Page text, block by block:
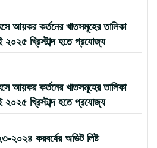
আয়কর কর্তনের খাতসমূহের তালিকা
খ্রিস্টাব্দ হতে প্রযোজ্য
আয়কর কর্তনের খাতসমূহের তালিকা
খ্রিস্টাব্দ হতে প্রযোজ্য
২০২৪ করবর্ষের অডিট লিষ্ট